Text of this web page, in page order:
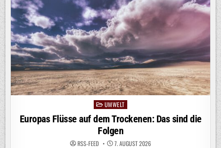
ND V
ERSTÄNDLICH B
ERECHNEN: S
O G
EHT‘S
Posted
in
UMWELT
Europas Flüsse auf dem Trockenen: Das sind die
Folgen
RSS-FEED 7. AUGUST 2026